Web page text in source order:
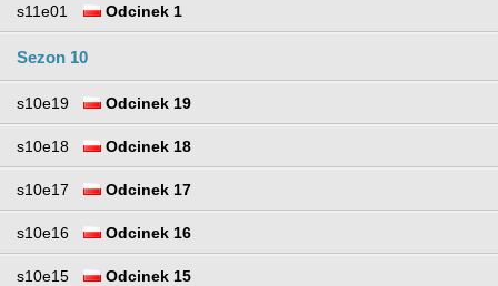
s11e01 Odcinek 1
Sezon 10
s10e19 Odcinek 19
s10e18 Odcinek 18
s10e17 Odcinek 17
s10e16 Odcinek 16
s10e15 Odcinek 15